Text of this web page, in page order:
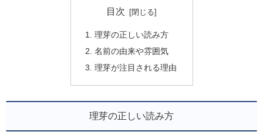
目次
理芽の正しい読み方
名前の由来や雰囲気
理芽が注目される理由
理芽の正しい読み方